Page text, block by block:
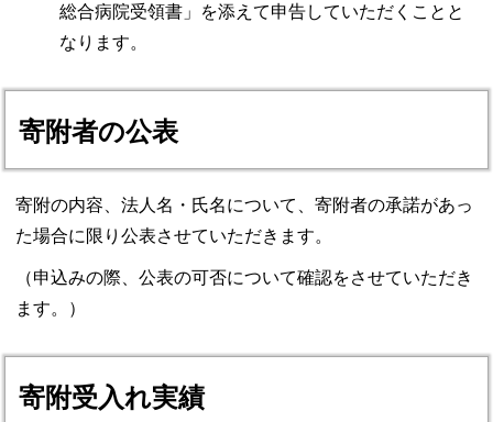
総合病院受領書」を添えて申告していただくことと
なります。
寄附者の公表
寄附の内容、法人名・氏名について、寄附者の承諾があっ
た場合に限り公表させていただきます。
（申込みの際、公表の可否について確認をさせていただき
ます。）
寄附受入れ実績